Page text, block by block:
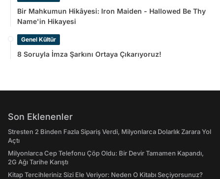
Bir Mahkumun Hikâyesi: Iron Maiden - Hallowed Be Thy
Name'in Hikayesi
Genel Kültür
8 Soruyla İmza Şarkını Ortaya Çıkarıyoruz!
Son Eklenenler
Stresten 2 Binden Fazla Sipariş Verdi, Milyonlarca Dolarlık Zarara Yol
Açtı
Milyonlarca Cep Telefonu Çöp Oldu: Bir Devir Tamamen Kapandı,
2G Ağı Tarihe Karıştı
Kitap Tercihleriniz Sizi Ele Veriyor: Neden O Kitabı Seçiyorsunuz?